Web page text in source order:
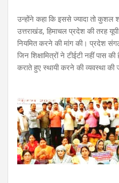
उन्होंने कहा कि इससे ज्यादा तो कुशल
उत्तराखंड, हिमाचल प्रदेश की तरह यूपी
नियमित करने की मांग की। प्रदेश
जिन शिक्षामित्रों ने टीईटी नहीं पास
कराते हुए स्थायी करने की व्यवस्था की